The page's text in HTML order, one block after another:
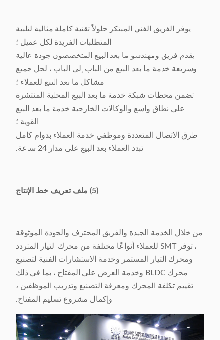
يوفر الفريق الفني المبتكر حلولاً تقنية كاملة مثالية لتلبية
المتطلبات الفريدة لكل عميل ؛
يقدم فريق ومهندسو ما بعد البيع المتخصصون جودة عالية
وسريعة خدمة ما بعد البيع من الباب إلى الباب ، لحل جميع
مشاكل ما بعد البيع للعملاء ؛
تضمن محطات شبكة خدمة ما بعد البيع المحلية المنتشرة
على نطاق واسع والوكالات الخارجية خدمة ما بعد البيع
القوية ؛
طرق الاتصال المتعددة وموظفي خدمة العملاء بدوام كامل
تبدد العملاء بعد البيع على مدار 24 ساعة.
(5) ملف تعريف خط الإنتاج
من خلال الخدمة الجيدة والفريق المحترف والجودة الموثوقة
، توفر SMT للعملاء أنواعًا مختلفة من محرك التيار المتردد
ومحرك التيار المستمر وخدمة الاستشارات الفنية لتصنيع
محرك BLDC وخدمة العرض على المفتاح ، بما في ذلك
تقييم تكلفة المحرك ومعرفة التصنيع وتدريب الموظفين ،
وإكمال مشروع تسليم المفتاح.